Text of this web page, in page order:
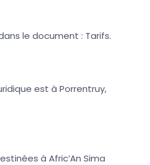
le document : Tarifs.
est à Porrentruy,
à Afric’An Sima